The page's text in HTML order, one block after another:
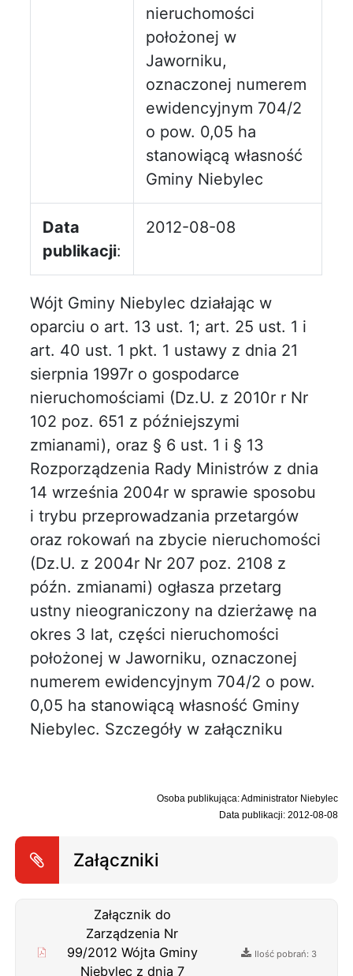
nieruchomości
położonej w
Jaworniku,
oznaczonej numerem
ewidencyjnym 704/2
o pow. 0,05 ha
stanowiącą własność
Gminy Niebylec
Data
publikacji:
2012-08-08
Wójt Gminy Niebylec działając w
oparciu o art. 13 ust. 1; art. 25 ust. 1 i
art. 40 ust. 1 pkt. 1 ustawy z dnia 21
sierpnia 1997r o gospodarce
nieruchomościami (Dz.U. z 2010r r Nr
102 poz. 651 z późniejszymi
zmianami), oraz § 6 ust. 1 i § 13
Rozporządzenia Rady Ministrów z dnia
14 września 2004r w sprawie sposobu
i trybu przeprowadzania przetargów
oraz rokowań na zbycie nieruchomości
(Dz.U. z 2004r Nr 207 poz. 2108 z
późn. zmianami) ogłasza przetarg
ustny nieograniczony na dzierżawę na
okres 3 lat, części nieruchomości
położonej w Jaworniku, oznaczonej
numerem ewidencyjnym 704/2 o pow.
0,05 ha stanowiącą własność Gminy
Niebylec. Szczegóły w załączniku
Osoba publikująca: Administrator Niebylec
Data publikacji: 2012-08-08
Załączniki
Załącznik do
Zarządzenia Nr
99/2012 Wójta Gminy
Niebylec z dnia 7
Ilość pobrań: 3